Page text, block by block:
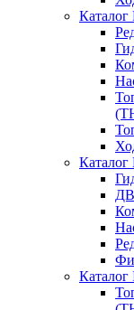
Каталог
Каталог
Каталог